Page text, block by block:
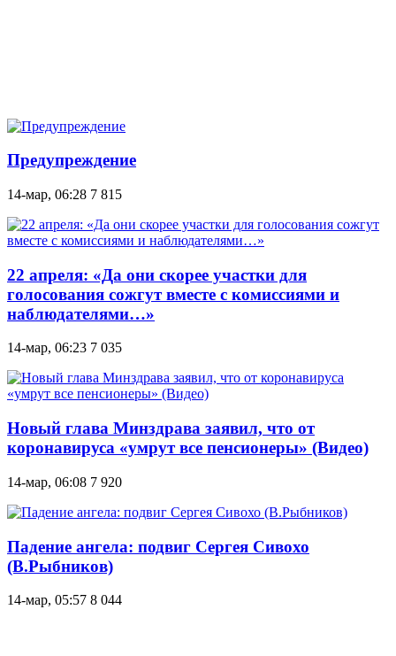
Предупреждение
14-мар, 06:28 7 815
22 апреля: «Да они скорее участки для
голосования сожгут вместе с комиссиями и
наблюдателями…»
14-мар, 06:23 7 035
Новый глава Минздрава заявил, что от
коронавируса «умрут все пенсионеры» (Видео)
14-мар, 06:08 7 920
Падение ангела: подвиг Сергея Сивохо
(В.Рыбников)
14-мар, 05:57 8 044